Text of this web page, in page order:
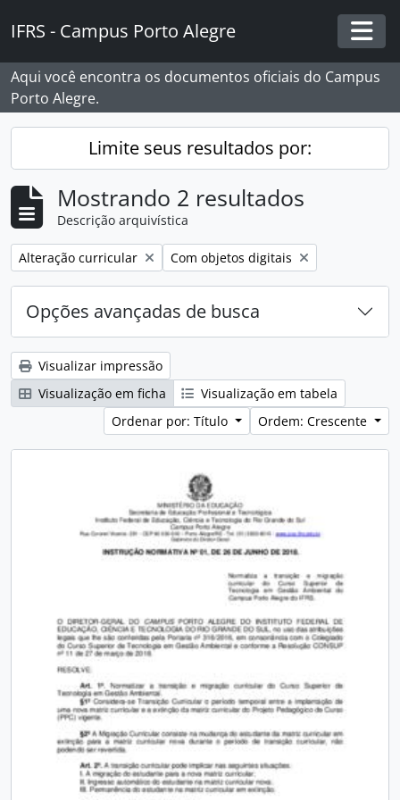
IFRS - Campus Porto Alegre
Aqui você encontra os documentos oficiais do Campus
Porto Alegre.
Limite seus resultados por:
Mostrando 2 resultados
Descrição arquivística
Remover filtro:
Alteração curricular Remover filtro:
Com objetos digitais
Opções avançadas de busca
Visualizar impressão
Visualização em ficha
Visualização em tabela
Ordenar por: Título
Ordem: Crescente